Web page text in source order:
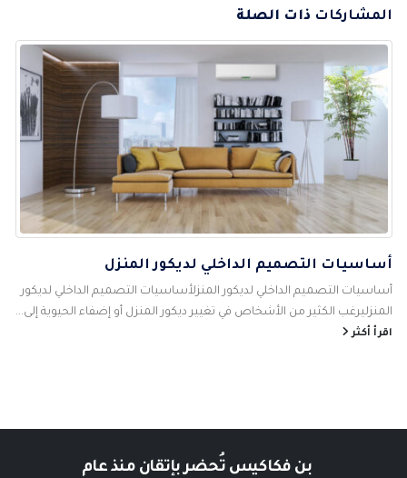
المشاركات ذات الصلة
أساسيات التصميم الداخلي لديكور المنزل
أساسيات التصميم الداخلي لديكور المنزلأساسيات التصميم الداخلي لديكور
المنزليرغب الكثير من الأشخاص في تغيير ديكور المنزل أو إضفاء الحيوية إلى...
اقرأ أكثر
بن فكاكيستُحضر بإتقان منذ عام